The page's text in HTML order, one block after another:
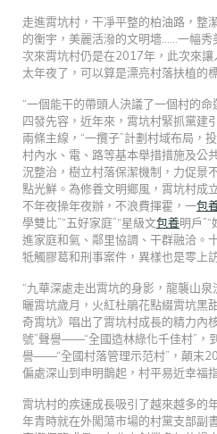
走進霄坑村，干凈平整的柏油路，整
的衡宇，美麗活潑的文明墻……一幅秀
次來霄坑村仍是在2017年，此次來
太年夜了，可以算是漂亮村落扶植的
“一個能干的帶頭人決議了一個村的
四發先容，近年來，霄坑村緊抓黨建
兩條主線，“一攬子”計劃村域布局，
村內水、電、路等基本舉措措施及公
況整治，樹立村落保潔機制，力促景
點光鮮。為修養文明鄉風，霄坑村成
不年夜操年夜辦，不浪費揮霍，一包
學雙比”“五好家庭”“星級文包養明戶
進家庭和氣、鄰里協調、干群融洽。
牴觸膠葛和刑事案件，異樣也是零上
“九華深處走出霄坑的身影，龍襲山
曬霄坑歲月，火紅杜鵑花點綴霄坑黑
奇霄坑》唱出了霄坑村成長的精力內
號”聲譽——“全國造林綠化千佳村”，
譽——“全國村落管理示范村”，顛末
偏處深山到申明鵲起，村平易近幸福
霄坑村的疾速成長吸引了越來越多的
年青時就在外闖蕩市場的村黨支部副